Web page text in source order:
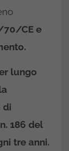
70/CE e
lungo
di
186 del
tre anni.